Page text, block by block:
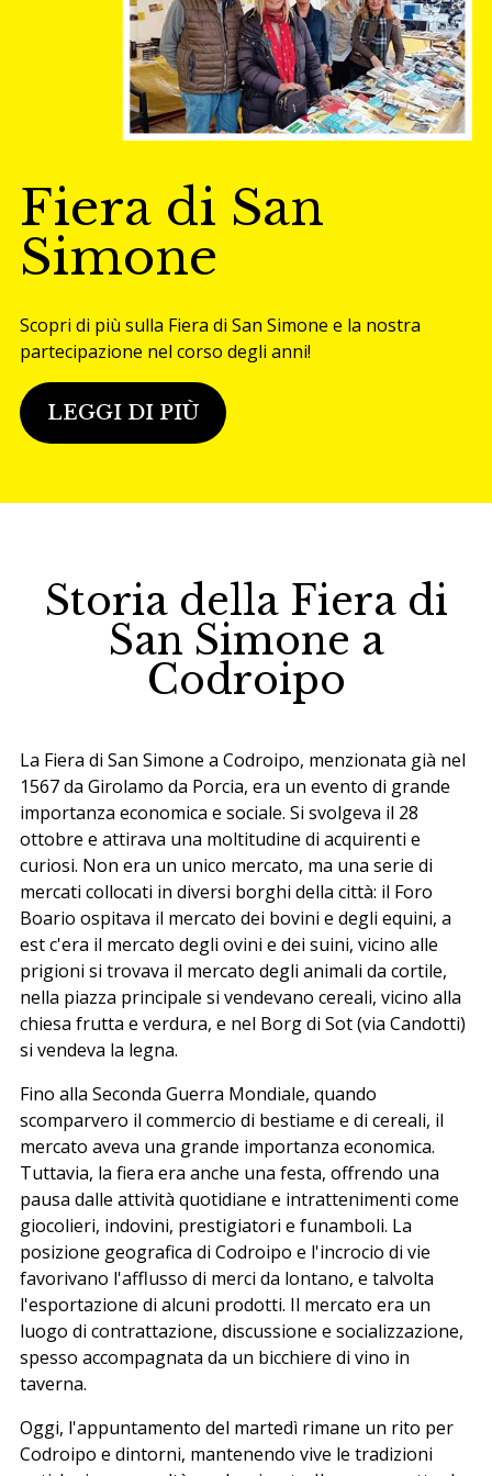
Fiera di San
Simone
Scopri di più sulla Fiera di San Simone e la nostra
partecipazione nel corso degli anni!
LEGGI DI PIÙ
Storia della Fiera di
San Simone a
Codroipo
La Fiera di San Simone a Codroipo, menzionata già nel
1567 da Girolamo da Porcia, era un evento di grande
importanza economica e sociale. Si svolgeva il 28
ottobre e attirava una moltitudine di acquirenti e
curiosi. Non era un unico mercato, ma una serie di
mercati collocati in diversi borghi della città: il Foro
Boario ospitava il mercato dei bovini e degli equini, a
est c'era il mercato degli ovini e dei suini, vicino alle
prigioni si trovava il mercato degli animali da cortile,
nella piazza principale si vendevano cereali, vicino alla
chiesa frutta e verdura, e nel Borg di Sot (via Candotti)
si vendeva la legna.
Fino alla Seconda Guerra Mondiale, quando
scomparvero il commercio di bestiame e di cereali, il
mercato aveva una grande importanza economica.
Tuttavia, la fiera era anche una festa, offrendo una
pausa dalle attività quotidiane e intrattenimenti come
giocolieri, indovini, prestigiatori e funamboli. La
posizione geografica di Codroipo e l'incrocio di vie
favorivano l'afflusso di merci da lontano, e talvolta
l'esportazione di alcuni prodotti. Il mercato era un
luogo di contrattazione, discussione e socializzazione,
spesso accompagnata da un bicchiere di vino in
taverna.
Oggi, l'appuntamento del martedì rimane un rito per
Codroipo e dintorni, mantenendo vive le tradizioni